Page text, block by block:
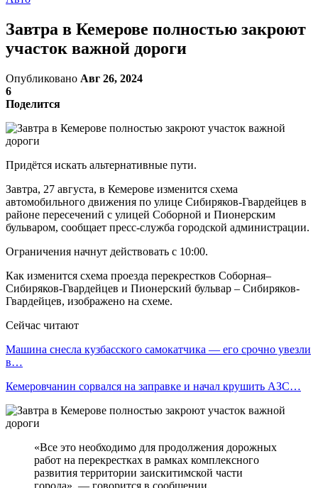
Завтра в Кемерове полностью закроют
участок важной дороги
Опубликовано Авг 26, 2024
6
Поделится
Придётся искать альтернативные пути.
Завтра, 27 августа, в Кемерове изменится схема
автомобильного движения по улице Сибиряков-Гвардейцев в
районе пересечений с улицей Соборной и Пионерским
бульваром, сообщает пресс-служба городской администрации.
Ограничения начнут действовать с 10:00.
Как изменится схема проезда перекрестков Соборная–
Сибиряков-Гвардейцев и Пионерский бульвар – Сибиряков-
Гвардейцев, изображено на схеме.
Сейчас читают
Машина снесла кузбасского самокатчика — его срочно увезли
в…
Кемеровчанин сорвался на заправке и начал крушить АЗС…
«Все это необходимо для продолжения дорожных
работ на перекрестках в рамках комплексного
развития территории заискитимской части
города», — говорится в сообщении.